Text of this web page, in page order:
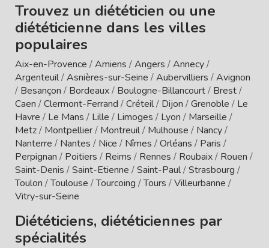
Trouvez un diététicien ou une
diététicienne dans les villes
populaires
Aix-en-Provence /Amiens /Angers /Annecy/
Argenteuil/Asnières-sur-Seine /Aubervilliers /Avignon
/ Besançon / Bordeaux/ Boulogne-Billancourt/ Brest/
Caen /Clermont-Ferrand /Créteil/ Dijon /Grenoble / Le
Havre / Le Mans / Lille / Limoges / Lyon / Marseille /
Metz/ Montpellier/ Montreuil/ Mulhouse / Nancy/
Nanterre / Nantes / Nice / Nîmes /Orléans / Paris /
Perpignan / Poitiers / Reims / Rennes / Roubaix/ Rouen /
Saint-Denis /Saint-Etienne /Saint-Paul/Strasbourg /
Toulon /Toulouse /Tourcoing /Tours /Villeurbanne /
Vitry-sur-Seine
Diététiciens, diététiciennes par
spécialités